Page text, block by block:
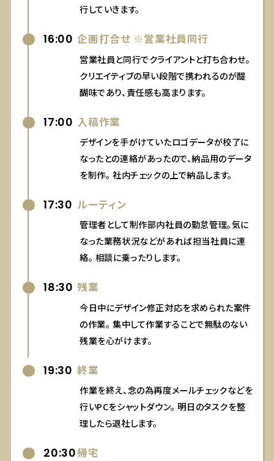
行していきます。
16:00 企画打合せ ※営業社員同行
営業社員と同行でクライアントと打ち合わせ。
クリエイティブの早い段階で携われるのが醍
醐味であり、責任感も高まります。
17:00 入稿作業
デザインを手がけていたロゴデータが校了に
なったとの連絡があったので、納品用のデータ
を制作。 社内チェックの上で納品します。
17:30 ルーティン
管理者として制作部内社員の勤怠管理。気に
なった業務状況などがあれば担当社員に連
絡。 相談に乗ったりします。
18:30 残業
今日中にデザイン修正対応を求められた案件
の作業。 集中して作業することで無駄のない
残業を心がけます。
19:30 終業
作業を終え、念の為再度メールチェックなどを
行いPCをシャットダウン。 明日のタスクを整
理したら退社します。
20:30帰宅